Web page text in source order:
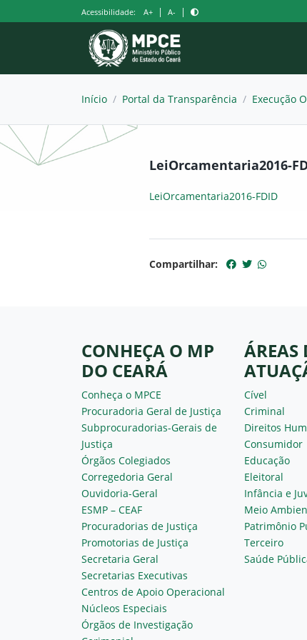
para
Acessibilidade: A+ | A- |
Início / Portal da Transparência / Execução
LeiOrcamentaria2016-
LeiOrcamentaria2016-FDID
Compartilhar:
CONHEÇA O MP
DO CEARÁ
Conheça o MPCE
Procuradoria Geral de Justiça
Subprocuradorias-Gerais de
Justiça
Órgãos Colegiados
Corregedoria Geral
Ouvidoria-Geral
ESMP – CEAF
Procuradorias de Justiça
Promotorias de Justiça
Secretaria Geral
Secretarias Executivas
Centros de Apoio Operacional
Núcleos Especiais
Órgãos de Investigação
ÁREAS
Cível
Criminal
Direitos
Consumidor
Educação
Eleitoral
Infância e
Meio
Patrimônio
Terceiro
Saúde